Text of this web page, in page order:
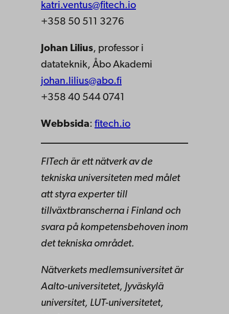
katri.ventus@fitech.io
+358 50 511 3276
Johan Lilius, professor i
datateknik, Åbo Akademi
johan.lilius@abo.fi
+358 40 544 0741
Webbsida: fitech.io
FITech är ett nätverk av de
tekniska universiteten med målet
att styra experter till
tillväxtbranscherna i Finland och
svara på kompetensbehoven inom
det tekniska området.
Nätverkets medlemsuniversitet är
Aalto-universitetet, Jyväskylä
universitet, LUT-universitetet,